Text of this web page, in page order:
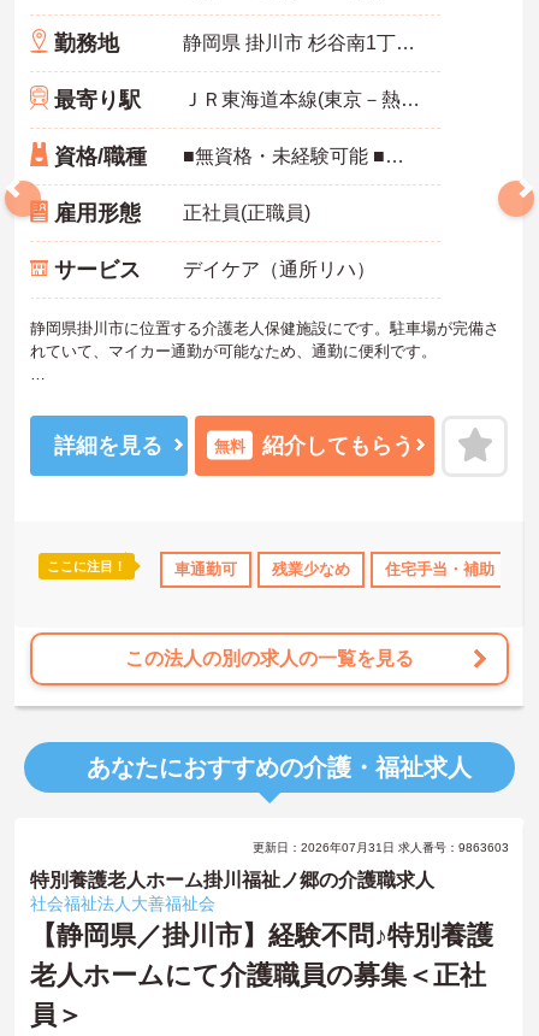
研修制度あり 産休･育休･介護休暇取得実績あり 社会保険完備
勤務地 静岡県 掛川市 杉谷南1丁目1-1
最寄り駅 ＪＲ東海道本線(東京－熱海)「掛川駅」徒歩22分
資格/職種 ■無資格・未経験可能 ■介護福祉士あれば尚可
雇用形態 正社員(正職員)
サービス デイケア（通所リハ）
静岡県掛川市に位置する介護老人保健施設にです。駐車場が完備さ
れていて、マイカー通勤が可能なため、通勤に便利です。
年2回の賞与支給実績あり、昇給も年1回ございますので、お仕事の
頑張りが給与に反映されます。
外観・内観ともにキレイな老健施設です。病院と併設なので働くス
タッフにとっても安心の体制です。
ご興味をお持ちの方には、詳細の情報や面接のポイントをお伝えし
詳細を見る 無料 紹介してもらう
ここに注目！ 車通勤可 残業少なめ 住宅手当・補助
この法人の別の求人の一覧を見る
あなたにおすすめの介護・福祉求人
更新日：2026年07月31日 求人番号：9863603
特別養護老人ホーム掛川福祉ノ郷の介護職求人
社会福祉法人大善福祉会
【静岡県／掛川市】経験不問♪特別養護
老人ホームにて介護職員の募集＜正社
員＞